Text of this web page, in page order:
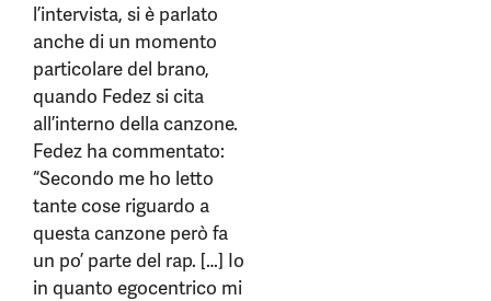
l’intervista, si è parlato
anche di un momento
particolare del brano,
quando Fedez si cita
all’interno della canzone.
Fedez ha commentato:
“Secondo me ho letto
tante cose riguardo a
questa canzone però fa
un po’ parte del rap. […] Io
in quanto egocentrico mi